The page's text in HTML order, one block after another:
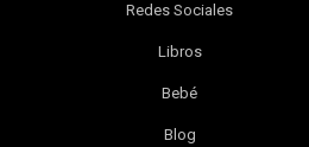
Redes Sociales
Libros
Bebé
Blog